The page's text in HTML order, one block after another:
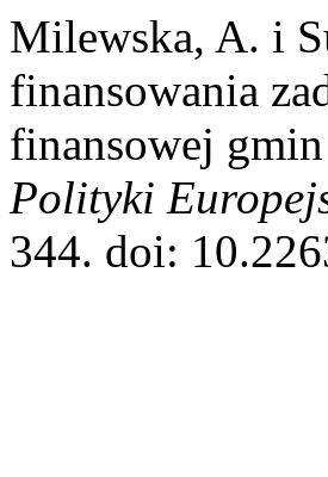
Milewska, A. i
finansowania
finansowej
Polityki
344. doi: